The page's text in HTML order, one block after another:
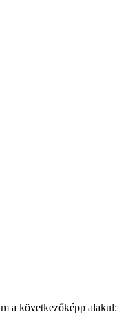
a következőképp alakul: